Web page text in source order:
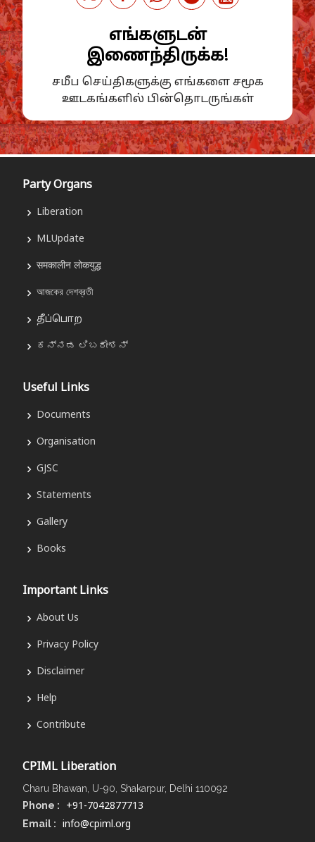
எங்களுடன்
இணைந்திருக்க!
சமீப செய்திகளுக்கு எங்களை சமூக
ஊடகங்களில் பின்தொடருங்கள்
Party Organs
Liberation
MLUpdate
समकालीन लोकयुद्ध
আজকের দেশব্রতী
தீப்பொற
ಕನ್ನಡ ಲಿಬರೇಶನ್
Useful Links
Documents
Organisation
GJSC
Statements
Gallery
Books
Important Links
About Us
Privacy Policy
Disclaimer
Help
Contribute
CPIML Liberation
Charu Bhawan, U-90, Shakarpur, Delhi 110092
Phone :
+91-7042877713
Email : info@cpiml.org